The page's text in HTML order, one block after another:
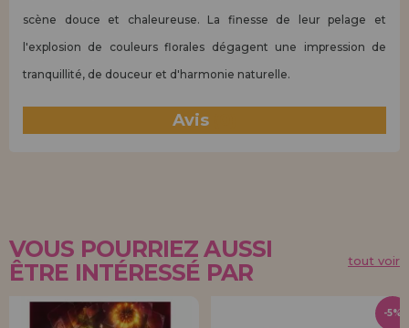
scène douce et chaleureuse. La finesse de leur pelage et
l'explosion de couleurs florales dégagent une impression de
tranquillité, de douceur et d'harmonie naturelle.
Avis
VOUS POURRIEZ AUSSI
ÊTRE INTÉRESSÉ PAR
tout voir
-5%